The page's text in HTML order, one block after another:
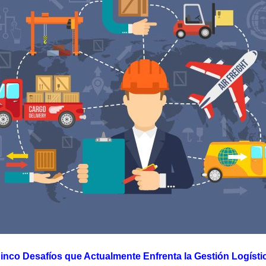
Desafíos que Actualmente Enfrenta la Gestión